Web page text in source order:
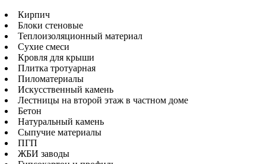
Кирпич
Блоки стеновые
Теплоизоляционный материал
Сухие смеси
Кровля для крыши
Плитка тротуарная
Пиломатериалы
Искусственный камень
Лестницы на второй этаж в частном доме
Бетон
Натуральный камень
Сыпучие материалы
ПГП
ЖБИ заводы